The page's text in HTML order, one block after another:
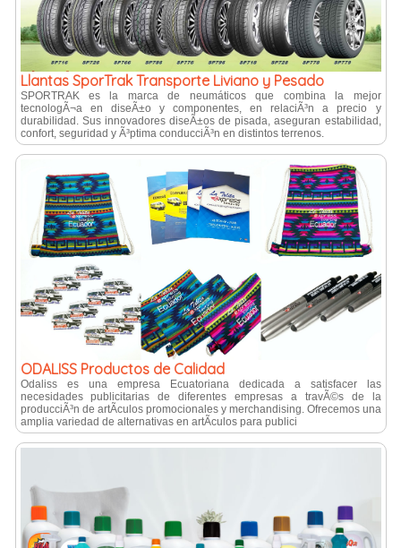
Llantas SporTrak Transporte Liviano y Pesado
SPORTRAK es la marca de neumáticos que combina la mejor
tecnologÃ¬a en diseÃ±o y componentes, en relaciÃ³n a precio y
durabilidad. Sus innovadores diseÃ±os de pisada, aseguran estabilidad,
confort, seguridad y Ã³ptima conducciÃ³n en distintos terrenos.
ODALISS Productos de Calidad
Odaliss es una empresa Ecuatoriana dedicada a satisfacer las
necesidades publicitarias de diferentes empresas a travÃ©s de la
producciÃ³n de artÃ­culos promocionales y merchandising. Ofrecemos una
amplia variedad de alternativas en artÃ­culos para publici